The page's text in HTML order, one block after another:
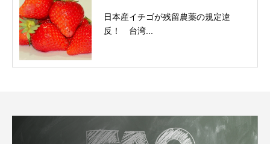
日本産イチゴが残留農薬の規定違
反！ 台湾...